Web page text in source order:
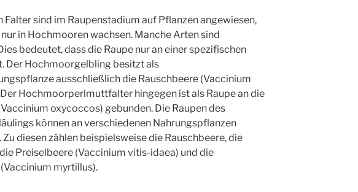
Falter sind im Raupenstadium auf Pflanzen angewiesen,
in Hochmooren wachsen. Manche Arten sind
bedeutet, dass die Raupe nur an einer spezifischen
Der Hochmoorgelbling besitzt als
ausschließlich die Rauschbeere (Vaccinium
Hochmoorperlmuttfalter hingegen ist als Raupe an die
oxycoccos) gebunden. Die Raupen des
können an verschiedenen Nahrungspflanzen
diesen zählen beispielsweise die Rauschbeere, die
Preiselbeere (Vaccinium vitis-idaea) und die
myrtillus).